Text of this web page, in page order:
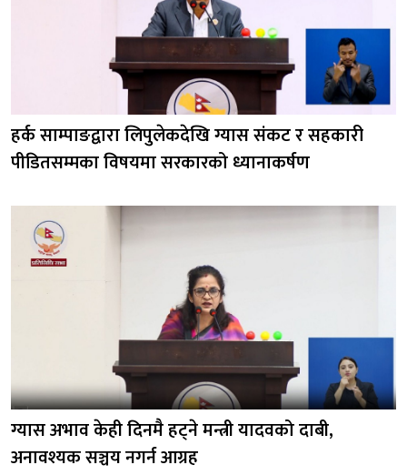
हर्क साम्पाङद्वारा लिपुलेकदेखि ग्यास संकट र सहकारी
पीडितसम्मका विषयमा सरकारको ध्यानाकर्षण
ग्यास अभाव केही दिनमै हट्ने मन्त्री यादवको दाबी,
अनावश्यक सञ्चय नगर्न आग्रह